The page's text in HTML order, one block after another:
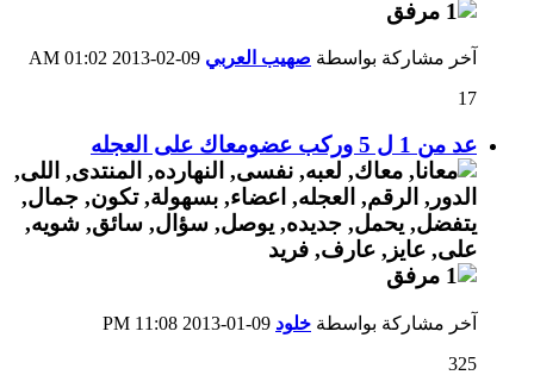
آخر مشاركة بواسطة صهيب العربي
01:02 AM
17
عد من 1 ل 5 وركب عضومعاك على العجله
آخر مشاركة بواسطة خلود
11:08 PM
325